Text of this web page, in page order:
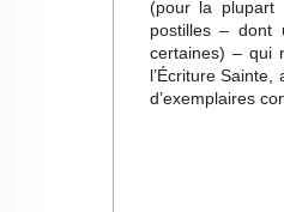
(pour la
postilles – dont
certaines) – qui
l’Écriture
d’exemplaires